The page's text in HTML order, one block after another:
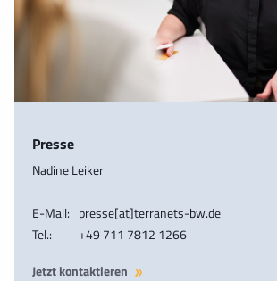
Presse
Nadine Leiker
E-Mail: presse[at]terranets-bw.de
Tel.:
+49 711 7812 1266
Jetzt kontaktieren